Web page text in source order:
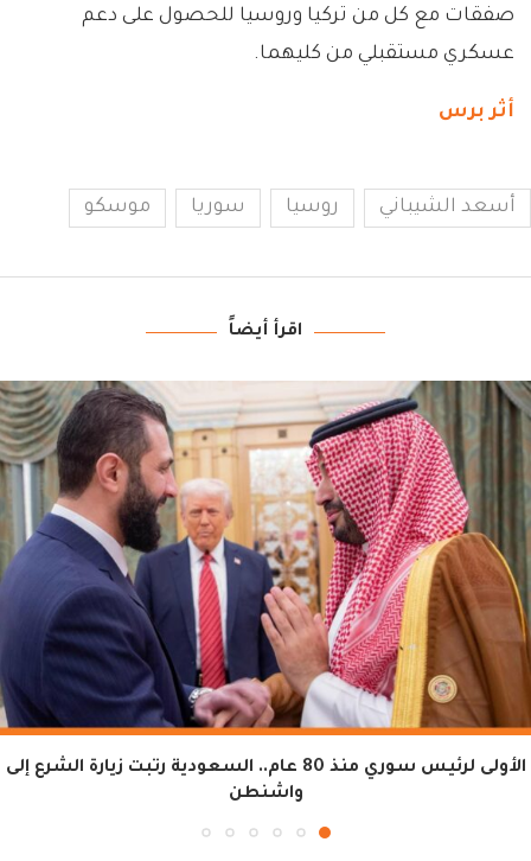
صفقات مع كل من تركيا وروسيا للحصول على دعم
عسكري مستقبلي من كليهما.
أثر برس
أسعد الشيباني روسيا سوريا موسكو
اقرأ أيضاً
الأولى لرئيس سوري منذ 80 عام.. السعودية رتبت زيارة الشرع إلى
واشنطن